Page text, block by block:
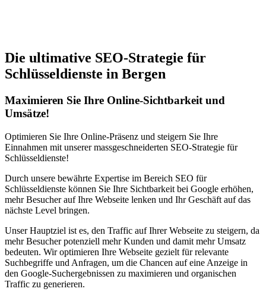
Die ultimative SEO-Strategie für
Schlüsseldienste in Bergen
Maximieren Sie Ihre Online-Sichtbarkeit und
Umsätze!
Optimieren Sie Ihre Online-Präsenz und steigern Sie Ihre
Einnahmen mit unserer massgeschneiderten SEO-Strategie für
Schlüsseldienste!
Durch unsere bewährte Expertise im Bereich SEO für
Schlüsseldienste können Sie Ihre Sichtbarkeit bei Google erhöhen,
mehr Besucher auf Ihre Webseite lenken und Ihr Geschäft auf das
nächste Level bringen.
Unser Hauptziel ist es, den Traffic auf Ihrer Webseite zu steigern, da
mehr Besucher potenziell mehr Kunden und damit mehr Umsatz
bedeuten. Wir optimieren Ihre Webseite gezielt für relevante
Suchbegriffe und Anfragen, um die Chancen auf eine Anzeige in
den Google-Suchergebnissen zu maximieren und organischen
Traffic zu generieren.